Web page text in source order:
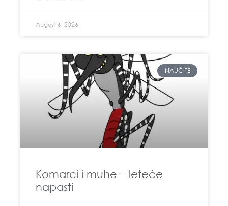
August 6, 2026
NAUČITE
Komarci i muhe – leteće
napasti